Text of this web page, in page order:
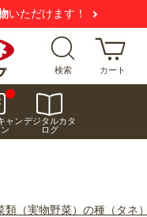
いただけます！
検索 カート
ャンデジタルカタ
ログ
類（実物野菜）の種（タネ